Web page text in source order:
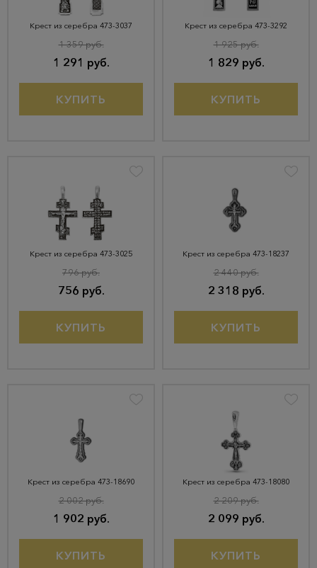
Крест из серебра 473-3037
1 291 руб.
1 359 руб.
КУПИТЬ
Крест из серебра 473-3292
1 829 руб.
1 925 руб.
КУПИТЬ
Крест из серебра 473-3025
756 руб.
796 руб.
КУПИТЬ
Крест из серебра 473-18237
2 318 руб.
2 440 руб.
КУПИТЬ
Крест из серебра 473-18690
1 902 руб.
2 002 руб.
КУПИТЬ
Крест из серебра 473-18080
2 099 руб.
2 209 руб.
КУПИТЬ